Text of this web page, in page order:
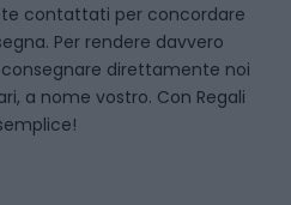
contattati per concordare
Per rendere davvero
consegnare direttamente noi
a nome vostro. Con Regali